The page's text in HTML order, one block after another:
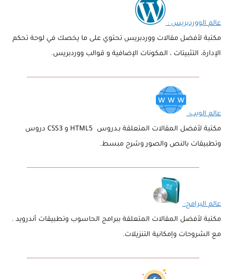
عالم الووردبريس :
مكتبة لأفضل مقالات ووردبريس تحتوي على ما يخصك في لوحة تحكم
الإدارة، التثبيتات ، المكونات الإضافية و قوالب ووردبريس.
عالم الويب:
مكتبة لأفضل المقالات المتعلقة بـدروس HTML5 و CSS3 دروس
وتطبيقات بالنص والصور وشرح مبسط.
عالم البرامج:
مكتبة لأفضل المقالات المتعلقة ببرامج الحاسوب وتطبيقات أندرويد .
مع الشروحات وإمكانية التنزيلات.